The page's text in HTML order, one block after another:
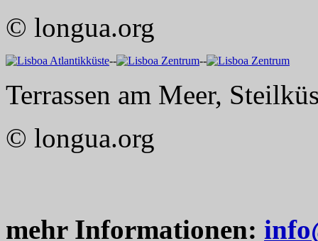
© longua.org
-- --
Terrassen am Meer,
© longua.org
mehr Informationen: